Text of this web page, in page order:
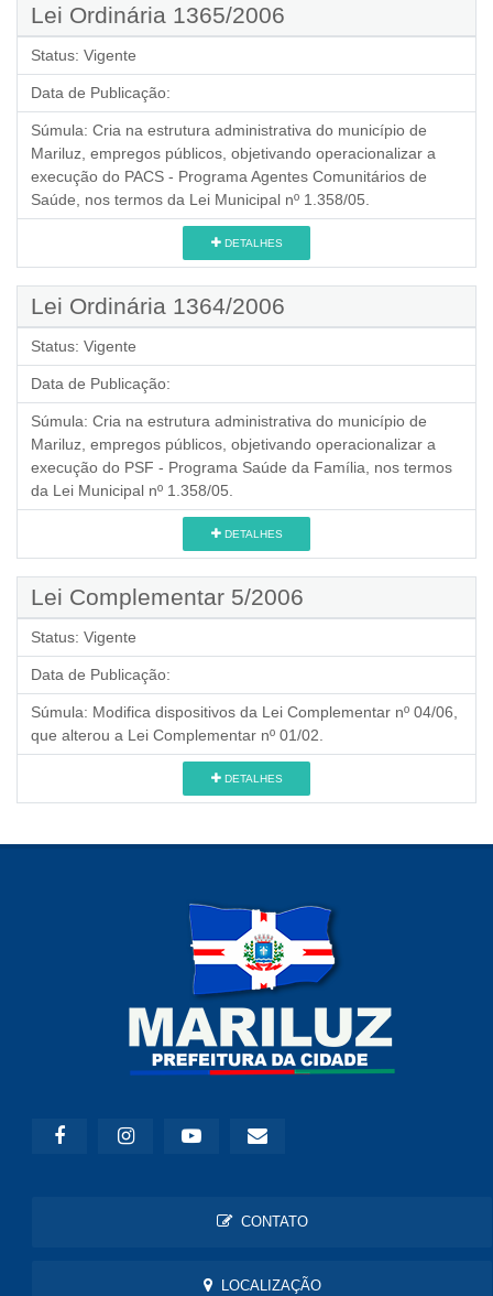
Lei Ordinária 1365/2006
Status: Vigente
Data de Publicação:
Súmula: Cria na estrutura administrativa do município de
Mariluz, empregos públicos, objetivando operacionalizar a
execução do PACS - Programa Agentes Comunitários de
Saúde, nos termos da Lei Municipal nº 1.358/05.
DETALHES
Lei Ordinária 1364/2006
Status: Vigente
Data de Publicação:
Súmula: Cria na estrutura administrativa do município de
Mariluz, empregos públicos, objetivando operacionalizar a
execução do PSF - Programa Saúde da Família, nos termos
da Lei Municipal nº 1.358/05.
DETALHES
Lei Complementar 5/2006
Status: Vigente
Data de Publicação:
Súmula: Modifica dispositivos da Lei Complementar nº 04/06,
que alterou a Lei Complementar nº 01/02.
DETALHES
CONTATO
LOCALIZAÇÃO